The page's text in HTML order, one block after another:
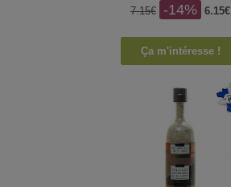
7.15€ -14% 6.15€
Ça m'intéresse !